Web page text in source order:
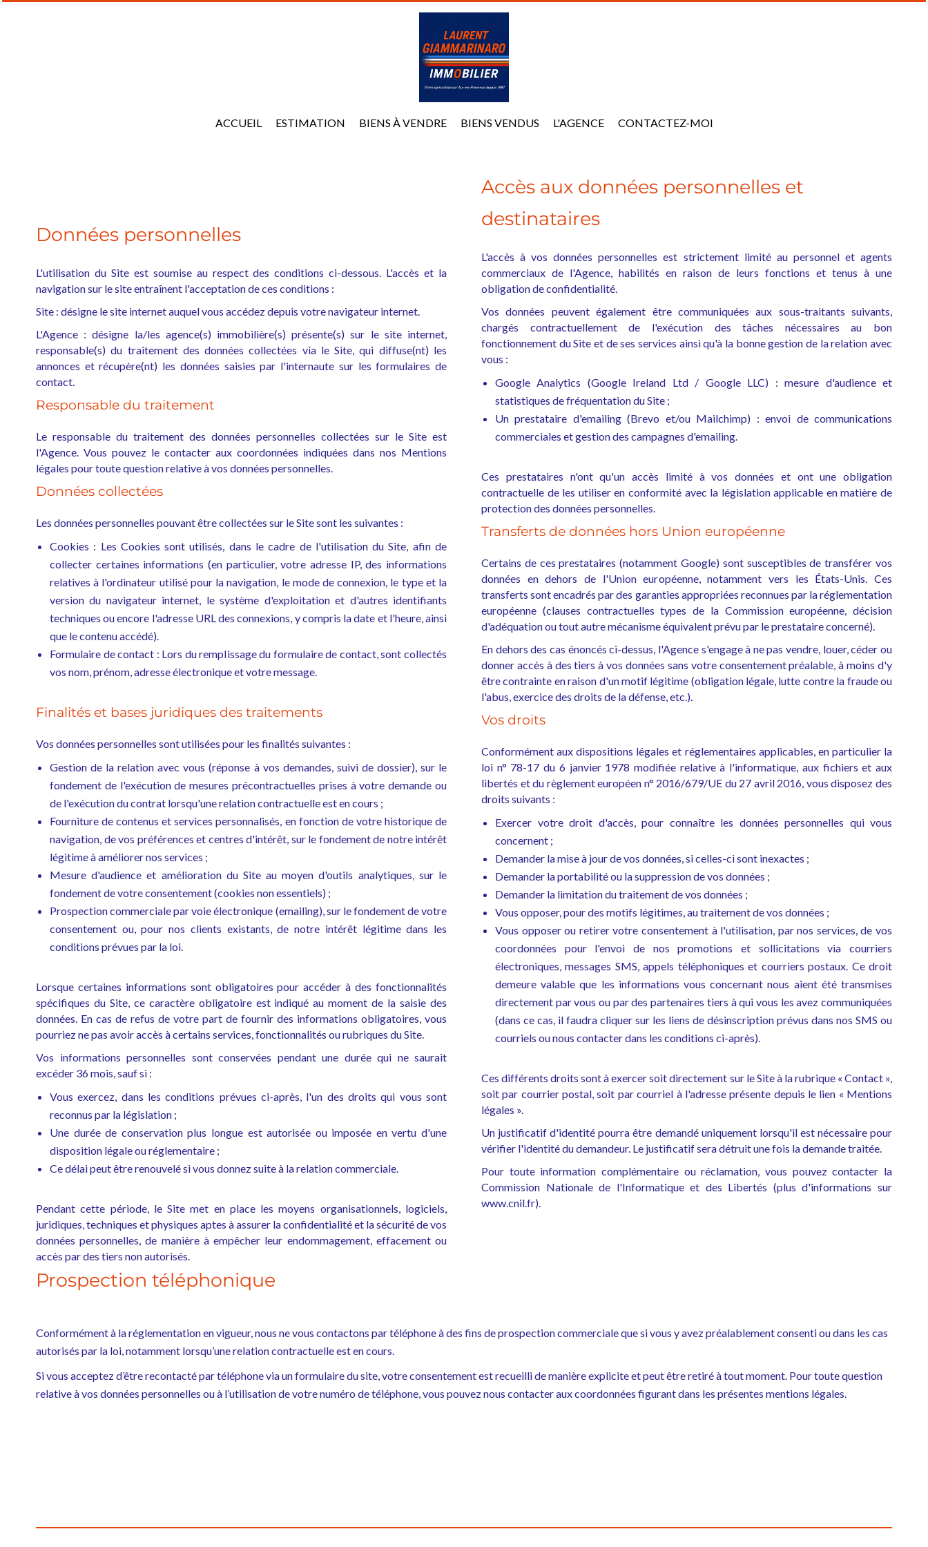
ACCUEIL ESTIMATION BIENS À VENDRE BIENS VENDUS L'AGENCE CONTACTEZ-MOI
Données personnelles
L'utilisation du Site est soumise au respect des conditions ci-dessous. L'accès et la
navigation sur le site entraînent l'acceptation de ces conditions :
Site : désigne le site internet auquel vous accédez depuis votre navigateur internet.
L'Agence : désigne la/les agence(s) immobilière(s) présente(s) sur le site internet,
responsable(s) du traitement des données collectées via le Site, qui diffuse(nt) les
annonces et récupère(nt) les données saisies par l'internaute sur les formulaires de
contact.
Responsable du traitement
Le responsable du traitement des données personnelles collectées sur le Site est
l'Agence. Vous pouvez le contacter aux coordonnées indiquées dans nos Mentions
légales pour toute question relative à vos données personnelles.
Données collectées
Les données personnelles pouvant être collectées sur le Site sont les suivantes :
Cookies : Les Cookies sont utilisés, dans le cadre de l'utilisation du Site, afin de
collecter certaines informations (en particulier, votre adresse IP, des informations
relatives à l'ordinateur utilisé pour la navigation, le mode de connexion, le type et la
version du navigateur internet, le système d'exploitation et d'autres identifiants
techniques ou encore l'adresse URL des connexions, y compris la date et l'heure, ainsi
que le contenu accédé).
Formulaire de contact : Lors du remplissage du formulaire de contact, sont collectés
vos nom, prénom, adresse électronique et votre message.
Finalités et bases juridiques des traitements
Vos données personnelles sont utilisées pour les finalités suivantes :
Gestion de la relation avec vous (réponse à vos demandes, suivi de dossier), sur le
fondement de l'exécution de mesures précontractuelles prises à votre demande ou
de l'exécution du contrat lorsqu'une relation contractuelle est en cours ;
Fourniture de contenus et services personnalisés, en fonction de votre historique de
navigation, de vos préférences et centres d'intérêt, sur le fondement de notre intérêt
légitime à améliorer nos services ;
Mesure d'audience et amélioration du Site au moyen d'outils analytiques, sur le
fondement de votre consentement (cookies non essentiels) ;
Prospection commerciale par voie électronique (emailing), sur le fondement de votre
consentement ou, pour nos clients existants, de notre intérêt légitime dans les
conditions prévues par la loi.
Lorsque certaines informations sont obligatoires pour accéder à des fonctionnalités
spécifiques du Site, ce caractère obligatoire est indiqué au moment de la saisie des
données. En cas de refus de votre part de fournir des informations obligatoires, vous
pourriez ne pas avoir accès à certains services, fonctionnalités ou rubriques du Site.
Vos informations personnelles sont conservées pendant une durée qui ne saurait
excéder 36 mois, sauf si :
Vous exercez, dans les conditions prévues ci-après, l'un des droits qui vous sont
reconnus par la législation ;
Une durée de conservation plus longue est autorisée ou imposée en vertu d'une
disposition légale ou réglementaire ;
Ce délai peut être renouvelé si vous donnez suite à la relation commerciale.
Pendant cette période, le Site met en place les moyens organisationnels, logiciels,
juridiques, techniques et physiques aptes à assurer la confidentialité et la sécurité de vos
données personnelles, de manière à empêcher leur endommagement, effacement ou
accès par des tiers non autorisés.
Accès aux données personnelles et
destinataires
L'accès à vos données personnelles est strictement limité au personnel et agents
commerciaux de l'Agence, habilités en raison de leurs fonctions et tenus à une
obligation de confidentialité.
Vos données peuvent également être communiquées aux sous-traitants suivants,
chargés contractuellement de l'exécution des tâches nécessaires au bon
fonctionnement du Site et de ses services ainsi qu'à la bonne gestion de la relation avec
vous :
Google Analytics (Google Ireland Ltd / Google LLC) : mesure d'audience et
statistiques de fréquentation du Site ;
Un prestataire d'emailing (Brevo et/ou Mailchimp) : envoi de communications
commerciales et gestion des campagnes d'emailing.
Ces prestataires n'ont qu'un accès limité à vos données et ont une obligation
contractuelle de les utiliser en conformité avec la législation applicable en matière de
protection des données personnelles.
Transferts de données hors Union européenne
Certains de ces prestataires (notamment Google) sont susceptibles de transférer vos
données en dehors de l'Union européenne, notamment vers les États-Unis. Ces
transferts sont encadrés par des garanties appropriées reconnues par la réglementation
européenne (clauses contractuelles types de la Commission européenne, décision
d'adéquation ou tout autre mécanisme équivalent prévu par le prestataire concerné).
En dehors des cas énoncés ci-dessus, l'Agence s'engage à ne pas vendre, louer, céder ou
donner accès à des tiers à vos données sans votre consentement préalable, à moins d'y
être contrainte en raison d'un motif légitime (obligation légale, lutte contre la fraude ou
l'abus, exercice des droits de la défense, etc.).
Vos droits
Conformément aux dispositions légales et réglementaires applicables, en particulier la
loi n° 78-17 du 6 janvier 1978 modifiée relative à l'informatique, aux fichiers et aux
libertés et du règlement européen n° 2016/679/UE du 27 avril 2016, vous disposez des
droits suivants :
Exercer votre droit d'accès, pour connaître les données personnelles qui vous
concernent ;
Demander la mise à jour de vos données, si celles-ci sont inexactes ;
Demander la portabilité ou la suppression de vos données ;
Demander la limitation du traitement de vos données ;
Vous opposer, pour des motifs légitimes, au traitement de vos données ;
Vous opposer ou retirer votre consentement à l'utilisation, par nos services, de vos
coordonnées pour l'envoi de nos promotions et sollicitations via courriers
électroniques, messages SMS, appels téléphoniques et courriers postaux. Ce droit
demeure valable que les informations vous concernant nous aient été transmises
directement par vous ou par des partenaires tiers à qui vous les avez communiquées
(dans ce cas, il faudra cliquer sur les liens de désinscription prévus dans nos SMS ou
courriels ou nous contacter dans les conditions ci-après).
Ces différents droits sont à exercer soit directement sur le Site à la rubrique « Contact »,
soit par courrier postal, soit par courriel à l'adresse présente depuis le lien « Mentions
légales ».
Un justificatif d'identité pourra être demandé uniquement lorsqu'il est nécessaire pour
vérifier l'identité du demandeur. Le justificatif sera détruit une fois la demande traitée.
Pour toute information complémentaire ou réclamation, vous pouvez contacter la
Commission Nationale de l'Informatique et des Libertés (plus d'informations sur
www.cnil.fr).
Prospection téléphonique
Conformément à la réglementation en vigueur, nous ne vous contactons par téléphone à des fins de prospection commerciale que si vous y avez préalablement consenti ou dans les cas
autorisés par la loi, notamment lorsqu’une relation contractuelle est en cours.
Si vous acceptez d’être recontacté par téléphone via un formulaire du site, votre consentement est recueilli de manière explicite et peut être retiré à tout moment. Pour toute question
relative à vos données personnelles ou à l’utilisation de votre numéro de téléphone, vous pouvez nous contacter aux coordonnées figurant dans les présentes mentions légales.